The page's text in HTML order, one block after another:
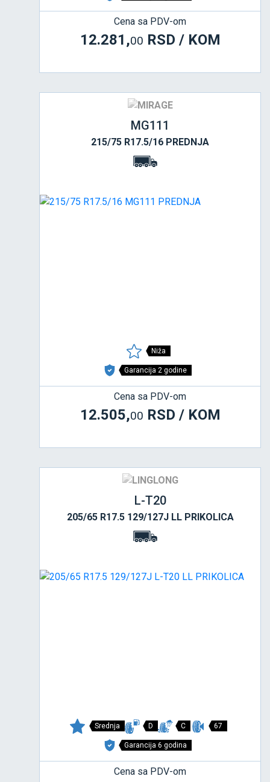
Cena sa PDV-om
12.281,00 RSD / KOM
MG111
215/75 R17.5/16 PREDNJA
Niža
Garancija 2 godine
Cena sa PDV-om
12.505,00 RSD / KOM
L-T20
205/65 R17.5 129/127J LL PRIKOLICA
Srednja D C 67
Garancija 6 godina
Cena sa PDV-om